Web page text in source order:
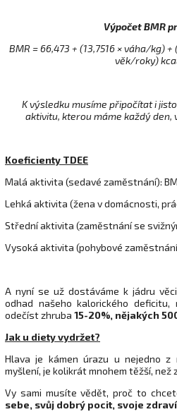
Výpočet BMR
BMR = 66,473 + (13,7516 × váha/kg)
věk/roky)
K výsledku musíme připočítat i
aktivitu, kterou máme každý den,
Koeficienty TDEE
Malá aktivita (sedavé zaměstnání):
Lehká aktivita (žena v domácnosti,
Střední aktivita (zaměstnání se
Vysoká aktivita (pohybové
A nyní se už dostáváme k jádru
odhad našeho kalorického deficitu,
odečíst zhruba 15-20%, nějakých
Jak u diety vydržet?
Hlava je kámen úrazu u nejedno
myšlení, je kolikrát mnohem těžší,
Vy sami musíte vědět, proč to
sebe, svůj dobrý pocit, svoje